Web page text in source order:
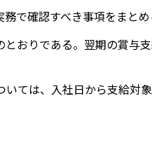
で確認すべき事項をまと
おりである。翌期の賞与
ては、入社日から支給対